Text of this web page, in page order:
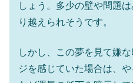
しょう。多少の壁や問題
り越えられそうです。
しかし、この夢を見て嫌
ジを感じていた場合は、